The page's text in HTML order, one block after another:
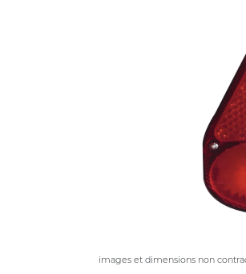
images et dimensions non